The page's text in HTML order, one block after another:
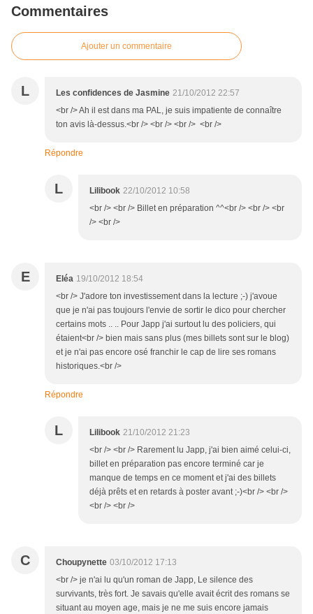
Commentaires
Ajouter un commentaire
L Les confidences de Jasmine 21/10/2012 22:57
<br /> Ah il est dans ma PAL, je suis impatiente de connaître
ton avis là-dessus.<br /> <br /> <br /> <br />
Répondre
L Lilibook 22/10/2012 10:58
<br /> <br /> Billet en préparation ^^<br /> <br /> <br
/> <br />
E Eléa 19/10/2012 18:54
<br /> J'adore ton investissement dans la lecture ;-) j'avoue
que je n'ai pas toujours l'envie de sortir le dico pour chercher
certains mots .. .. Pour Japp j'ai surtout lu des policiers, qui
étaient<br /> bien mais sans plus (mes billets sont sur le blog)
et je n'ai pas encore osé franchir le cap de lire ses romans
historiques.<br />
Répondre
L Lilibook 21/10/2012 21:23
<br /> <br /> Rarement lu Japp, j'ai bien aimé celui-ci,
billet en préparation pas encore terminé car je
manque de temps en ce moment et j'ai des billets
déjà prêts et en retards à poster avant ;-)<br /> <br />
<br /> <br />
C Choupynette 03/10/2012 17:13
<br /> je n'ai lu qu'un roman de Japp, Le silence des
survivants, très fort. Je savais qu'elle avait écrit des romans se
situant au moyen age, mais je ne me suis encore jamais